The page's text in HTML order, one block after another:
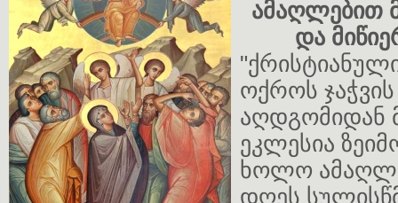
ამაღლებით
და
ოქროს
აღდგომიდან
ეკლესია
ხოლო
დღეს